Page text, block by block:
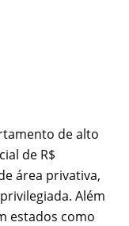
de alto
de R$
área privativa,
Além
estados como